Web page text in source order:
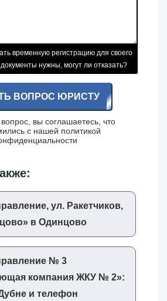
временную регистрацию для своего
нужны, могут ли отказать?
ВОПРОС ЮРИСТУ
вы соглашаетесь, что
с нашей политикой
ул. Ракетчиков,
в Одинцово
№ 3
компания ЖКУ № 2»‎:
и телефон